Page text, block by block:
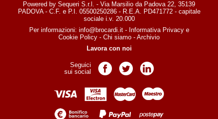
Powered by Sequeri S.r.l. - Via Marsilio da Padova 22, 35139
PADOVA - C.F. e P.I. 05500250286 - R.E.A. PD471772 - capitale
sociale i.v. 20.000
Per informazioni: info@brocardi.it- Informativa Privacye
Cookie Policy - Chi siamo - Archivio
Lavora con noi
Seguici
sui social
Pagina Facebook
Pagina TwitterPagina LinkedIn